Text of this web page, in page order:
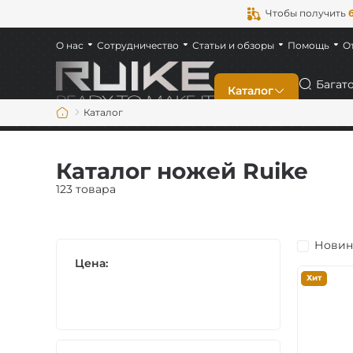
Чтобы получить
Каталог Поиск
О нас Сотрудничество Статьи и обзоры Помощь
Каталог
Каталог ножей Ruike
123 товара
Хит
Цена: